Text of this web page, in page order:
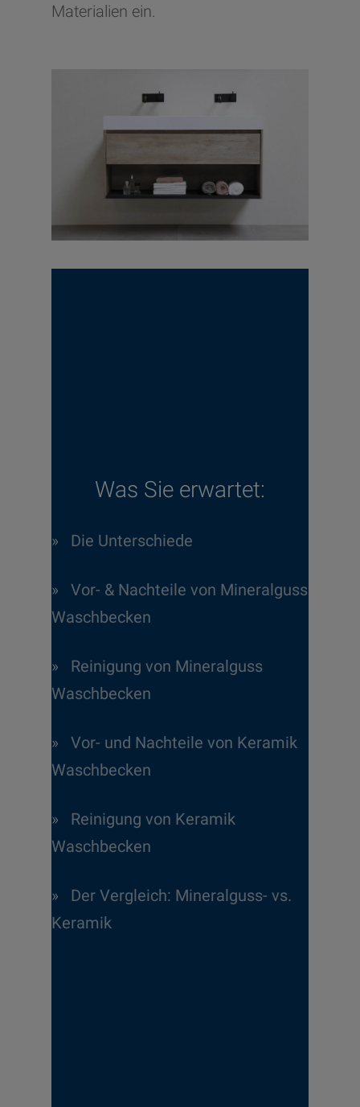
Materialien ein.
Was Sie erwartet:
» Die Unterschiede
»Vor- & Nachteile von Mineralguss
Waschbecken
» Reinigung von Mineralguss
Waschbecken
»Vor- und Nachteile von Keramik
Waschbecken
» Reinigung von Keramik
Waschbecken
» Der Vergleich: Mineralguss- vs.
Keramik